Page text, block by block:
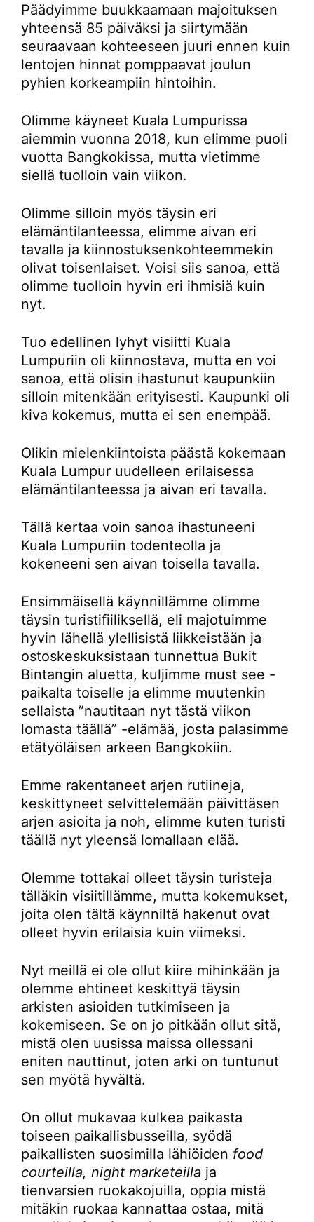
Päädyimme buukkaamaan majoituksen
yhteensä 85 päiväksi ja siirtymään
seuraavaan kohteeseen juuri ennen kuin
lentojen hinnat pomppaavat joulun
pyhien korkeampiin hintoihin.
Olimme käyneet Kuala Lumpurissa
aiemmin vuonna 2018, kun elimme puoli
vuotta Bangkokissa, mutta vietimme
siellä tuolloin vain viikon.
Olimme silloin myös täysin eri
elämäntilanteessa, elimme aivan eri
tavalla ja kiinnostuksenkohteemmekin
olivat toisenlaiset. Voisi siis sanoa, että
olimme tuolloin hyvin eri ihmisiä kuin
nyt.
Tuo edellinen lyhyt visiitti Kuala
Lumpuriin oli kiinnostava, mutta en voi
sanoa, että olisin ihastunut kaupunkiin
silloin mitenkään erityisesti. Kaupunki oli
kiva kokemus, mutta ei sen enempää.
Olikin mielenkiintoista päästä kokemaan
Kuala Lumpur uudelleen erilaisessa
elämäntilanteessa ja aivan eri tavalla.
Tällä kertaa voin sanoa ihastuneeni
Kuala Lumpuriin todenteolla ja
kokeneeni sen aivan toisella tavalla.
Ensimmäisellä käynnillämme olimme
täysin turistifiiliksellä, eli majotuimme
hyvin lähellä ylellisistä liikkeistään ja
ostoskeskuksistaan tunnettua Bukit
Bintangin aluetta, kuljimme must see -
paikalta toiselle ja elimme muutenkin
sellaista ”nautitaan nyt tästä viikon
lomasta täällä” -elämää, josta palasimme
etätyöläisen arkeen Bangkokiin.
Emme rakentaneet arjen rutiineja,
keskittyneet selvittelemään päivittäsen
arjen asioita ja noh, elimme kuten turisti
täällä nyt yleensä lomallaan elää.
Olemme tottakai olleet täysin turisteja
tälläkin visiitillämme, mutta kokemukset,
joita olen tältä käynniltä hakenut ovat
olleet hyvin erilaisia kuin viimeksi.
Nyt meillä ei ole ollut kiire mihinkään ja
olemme ehtineet keskittyä täysin
arkisten asioiden tutkimiseen ja
kokemiseen. Se on jo pitkään ollut sitä,
mistä olen uusissa maissa ollessani
eniten nauttinut, joten arki on tuntunut
sen myötä hyvältä.
On ollut mukavaa kulkea paikasta
toiseen paikallisbusseilla, syödä
paikallisten suosimilla lähiöiden food
courteilla, night marketeilla ja
tienvarsien ruokakojuilla, oppia mistä
mitäkin ruokaa kannattaa ostaa, mitä